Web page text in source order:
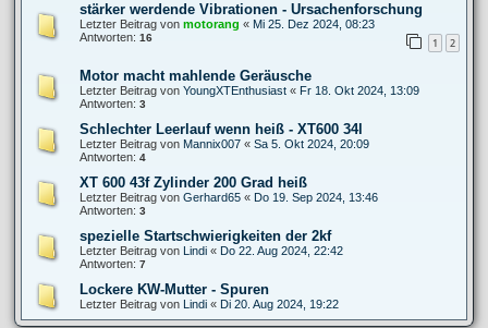
stärker werdende Vibrationen - Ursachenforschung
Letzter Beitrag von motorang « Mi 25. Dez 2024, 08:23
Antworten: 16 1 2
Motor macht mahlende Geräusche
Letzter Beitrag von YoungXTEnthusiast « Fr 18. Okt 2024, 13:09
Antworten: 3
Schlechter Leerlauf wenn heiß - XT600 34l
Letzter Beitrag von Mannix007 « Sa 5. Okt 2024, 20:09
Antworten: 4
XT 600 43f Zylinder 200 Grad heiß
Letzter Beitrag von Gerhard65 « Do 19. Sep 2024, 13:46
Antworten: 3
spezielle Startschwierigkeiten der 2kf
Letzter Beitrag von Lindi « Do 22. Aug 2024, 22:42
Antworten: 7
Lockere KW-Mutter - Spuren
Letzter Beitrag von Lindi « Di 20. Aug 2024, 19:22